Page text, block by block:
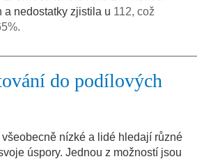
a nedostatky zjistila u 112, což
do podílových
nízké a lidé hledají různé
úspory. Jednou z možností jsou